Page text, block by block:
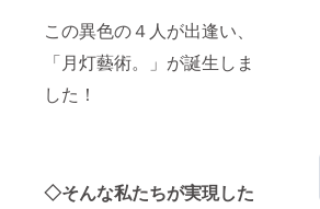
この異色の４人が出逢い、
「月灯藝術。」が誕生しま
した！
◇そんな私たちが実現した